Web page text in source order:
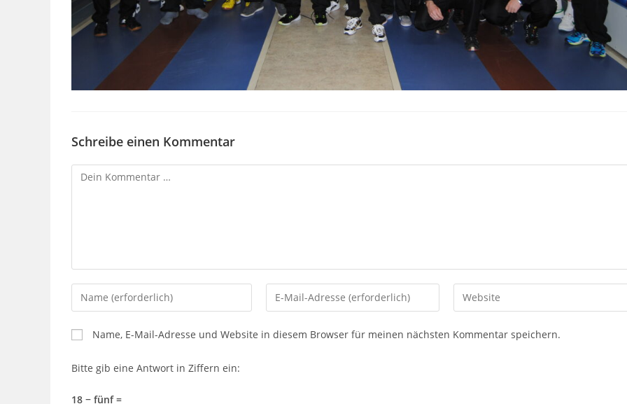
Schreibe einen Kommentar
Kommentar
Gib
deinen
Namen
oder
Benutzernamen
Kommentieren
Gib
deine
Gib
deine
Name, E-Mail-Adresse und Website in diesem Browser für meinen nächsten Kommentar speichern.
Bitte gib eine Antwort in Ziffern ein:
18 − fünf =